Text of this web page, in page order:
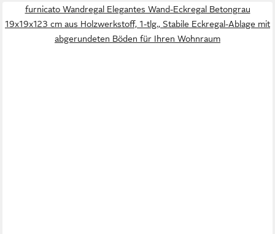
furnicato Wandregal Elegantes Wand-Eckregal Betongrau
19x19x123 cm aus Holzwerkstoff, 1-tlg., Stabile Eckregal-Ablage mit
abgerundeten Böden für Ihren Wohnraum